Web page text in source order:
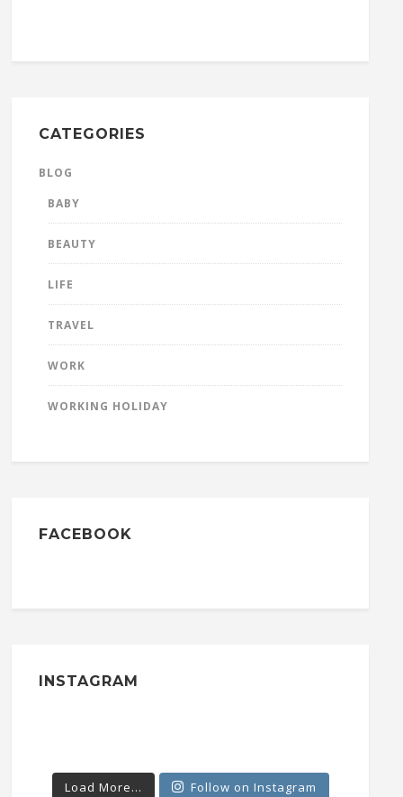
CATEGORIES
BLOG
BABY
BEAUTY
LIFE
TRAVEL
WORK
WORKING HOLIDAY
FACEBOOK
INSTAGRAM
Load More... Follow on Instagram